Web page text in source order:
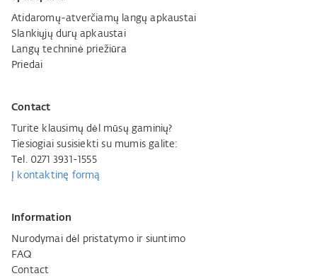
Atidaromų-atverčiamų langų apkaustai
Slankiųjų durų apkaustai
Langų techninė priežiūra
Priedai
Contact
Turite klausimų dėl mūsų gaminių?
Tiesiogiai susisiekti su mumis galite:
Tel. 0271 3931-1555
Į kontaktinę formą
Information
Nurodymai dėl pristatymo ir siuntimo
FAQ
Contact